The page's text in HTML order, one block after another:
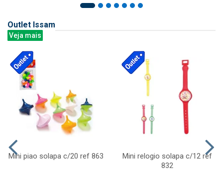
Outlet Issam
Veja mais
Mini piao solapa c/20 ref 863
Mini relogio solapa c/12 ref
832